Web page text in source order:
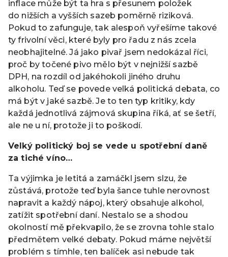
inflace může být ta hra s přesunem položek
do nižších a vyšších sazeb poměrně riziková.
Pokud to zafunguje, tak alespoň vyřešíme takové
ty frivolní věci, které byly pro řadu z nás zcela
neobhajitelné. Já jako pivař jsem nedokázal říci,
proč by točené pivo mělo být v nejnižší sazbě
DPH, na rozdíl od jakéhokoli jiného druhu
alkoholu. Teď se povede velká politická debata, co
má být v jaké sazbě. Je to ten typ kritiky, kdy
každá jednotlivá zájmová skupina říká, ať se šetří,
ale ne u ní, protože ji to poškodí.
Velký politický boj se vede u spotřební daně
za tiché víno…
Ta výjimka je letitá a zamáčkl jsem slzu, že
zůstává, protože teď byla šance tuhle nerovnost
napravit a každý nápoj, který obsahuje alkohol,
zatížit spotřební daní. Nestalo se a shodou
okolností mě překvapilo, že se zrovna tohle stalo
předmětem velké debaty. Pokud máme největší
problém s tímhle, ten balíček asi nebude tak